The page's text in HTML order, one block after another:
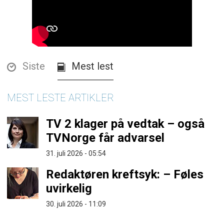
Siste Mest lest
MEST LESTE ARTIKLER
TV 2 klager på vedtak – også
TVNorge får advarsel
31. juli 2026 - 05:54
Redaktøren kreftsyk: – Føles
uvirkelig
30. juli 2026 - 11:09